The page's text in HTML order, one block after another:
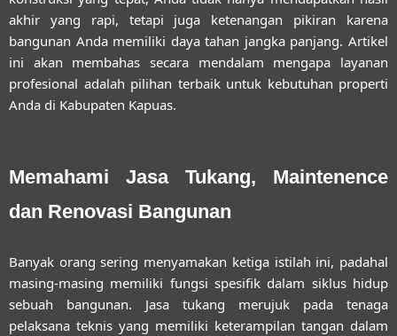
akhir yang rapi, tetapi juga ketenangan pikiran karena
bangunan Anda memiliki daya tahan jangka panjang. Artikel
ini akan membahas secara mendalam mengapa layanan
profesional adalah pilihan terbaik untuk kebutuhan properti
Anda di Kabupaten Kapuas.
Memahami Jasa Tukang, Maintenence
dan Renovasi Bangunan
Banyak orang sering menyamakan ketiga istilah ini, padahal
masing-masing memiliki fungsi spesifik dalam siklus hidup
sebuah bangunan. Jasa tukang merujuk pada tenaga
pelaksana teknis yang memiliki keterampilan tangan dalam